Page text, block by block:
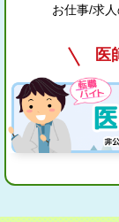
お仕事/求
医